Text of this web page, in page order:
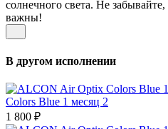
солнечного света. Не
важны!
В другом исполнении
Colors Blue 1 месяц 2
1 800 ₽